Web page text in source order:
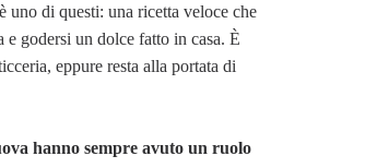
è uno di questi: una ricetta veloce che
godersi un dolce fatto in casa. È
eppure resta alla portata di
hanno sempre avuto un ruolo